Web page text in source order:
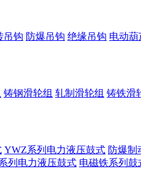
吊钩 防爆吊钩 绝缘吊钩 电动
铸钢滑轮组 轧制滑轮组 铸铁滑
YWZ系列电力液压鼓式 防爆制
列电力液压鼓式 电磁铁系列鼓